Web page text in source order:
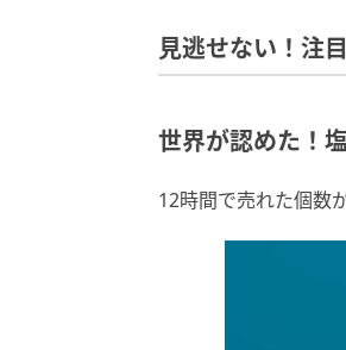
見逃せない！注
世界が認めた！
12時間で売れた個数